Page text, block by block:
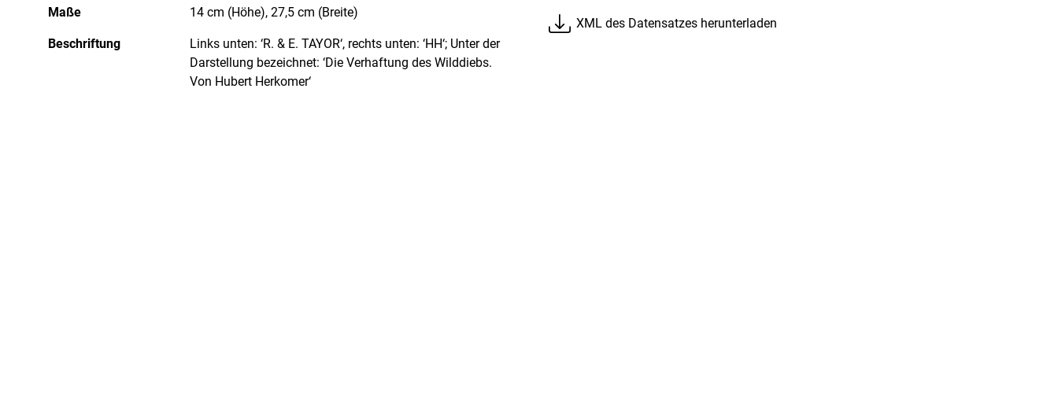
Maße 14 cm (Höhe), 27,5 cm (Breite)
Beschriftung
Links unten: ‘R. & E. TAYOR‘, rechts unten: ‘HH‘; Unter der
Darstellung bezeichnet: ‘Die Verhaftung des Wilddiebs.
Von Hubert Herkomer‘
XML des Datensatzes herunterladen